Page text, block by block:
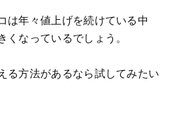
は年々値上げを続けている中
くなっているでしょう。
る方法があるなら試してみたい